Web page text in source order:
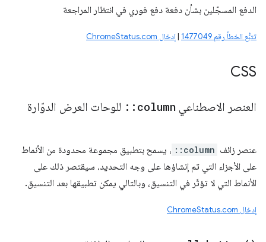
الدفع المسجّلين بشأن دفعة دفع فوري في انتظار المراجعة
تتبُّع الخطأ رقم 1477049 |إدخال ChromeStatus.com
CSS
العنصر الاصطناعي :: column للوحات العرض الدوّارة
عنصر زائف ::column ، يسمح بتطبيق مجموعة محدودة من الأنماط
على الأجزاء التي تم إنشاؤها على وجه التحديد، سيقتصر ذلك على
الأنماط التي لا تؤثّر في التنسيق، وبالتالي يمكن تطبيقها بعد التنسيق.
إدخال ChromeStatus.com